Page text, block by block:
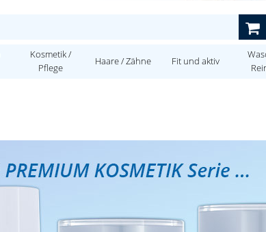
Kosmetik /
Pflege
Haare / Zähne Fit und aktiv